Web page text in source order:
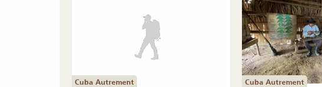
Cuba Autrement
Cuba Autrement